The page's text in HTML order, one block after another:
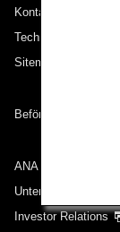
Kontakt zu ANA
Technische Hilfe
Sitemap
ANA Group
Unternehmen der
Investor Relations